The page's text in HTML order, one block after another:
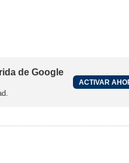
de Google
ACTIVAR